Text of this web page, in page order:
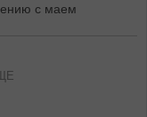
с маем